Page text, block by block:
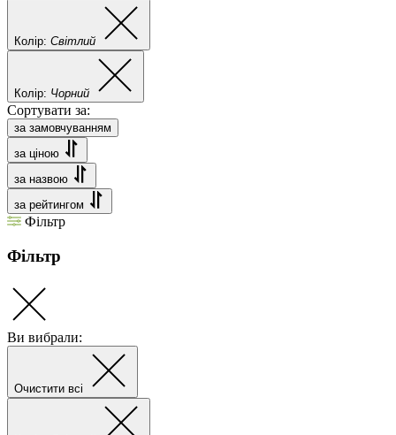
Колір: Світлий
Колір: Чорний
Сортувати за:
за замовчуванням
за ціною
за назвою
за рейтингом
Фільтр
Фільтр
Ви вибрали:
Очистити всі